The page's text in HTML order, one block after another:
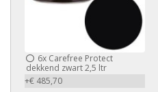
6x Carefree Protect
dekkend zwart 2,5 ltr
+€ 485,70